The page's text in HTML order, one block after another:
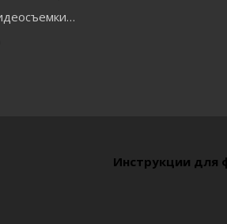
Оборудование для видеосъемки ACCSOON
Инструкции для